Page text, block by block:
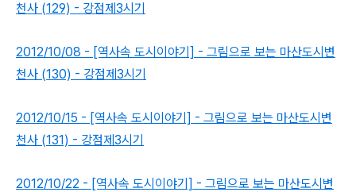
천사 (129) - 강점제3시기
2012/10/08 - [역사속 도시이야기] - 그림으로 보는 마산도시변
천사 (130) - 강점제3시기
2012/10/15 - [역사속 도시이야기] - 그림으로 보는 마산도시변
천사 (131) - 강점제3시기
2012/10/22 - [역사속 도시이야기] - 그림으로 보는 마산도시변